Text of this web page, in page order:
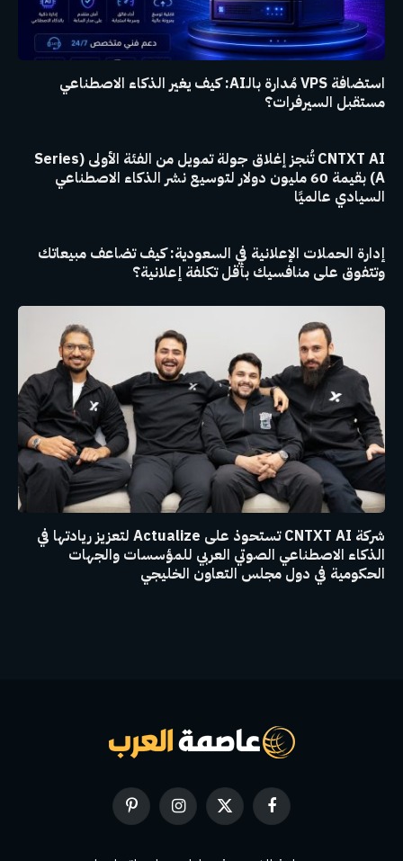
استضافة VPS مُدارة بالـAI: كيف يغير الذكاء الاصطناعي
مستقبل السيرفرات؟
CNTXT AI تُنجز إغلاق جولة تمويل من الفئة الأولى (Series
A) بقيمة 60 مليون دولار لتوسيع نشر الذكاء الاصطناعي
السيادي عالميًا
إدارة الحملات الإعلانية في السعودية: كيف تضاعف مبيعاتك
وتتفوق على منافسيك بأقل تكلفة إعلانية؟
شركة CNTXT AI تستحوذ على Actualize لتعزيز ريادتها في
الذكاء الاصطناعي الصوتي العربي للمؤسسات والجهات
الحكومية في دول مجلس التعاون الخليجي
فيسبوك
X
(Twitter)
الانستغرامبينتيريست